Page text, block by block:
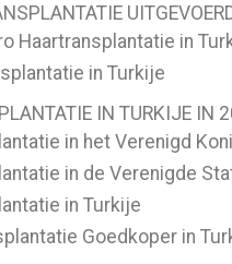
Haartransplantatie in
in Turkije
IN TURKIJE IN
in het Verenigd
in de Verenigde
in Turkije
Goedkoper in